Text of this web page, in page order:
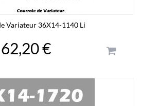
Variateur 36X14-1140 Li
62,20 €